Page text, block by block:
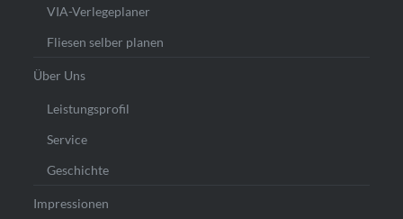
VIA-Verlegeplaner
Fliesen selber planen
Über Uns
Leistungsprofil
Service
Geschichte
Impressionen